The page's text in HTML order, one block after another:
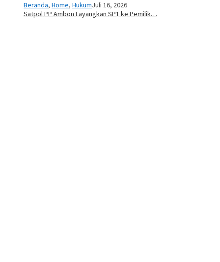
Beranda, Home, HukumJuli 16, 2026
Satpol PP Ambon Layangkan SP1 ke Pemilik…